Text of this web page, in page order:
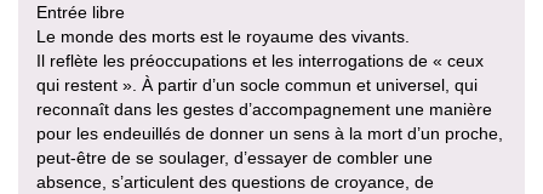
Entrée libre
Le monde des morts est le royaume des vivants.
Il reflète les préoccupations et les interrogations de « ceux
qui restent ». À partir d’un socle commun et universel, qui
reconnaît dans les gestes d’accompagnement une manière
pour les endeuillés de donner un sens à la mort d’un proche,
peut-être de se soulager, d’essayer de combler une
absence, s’articulent des questions de croyance, de